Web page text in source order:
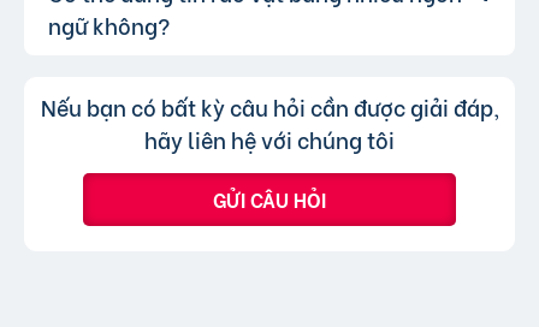
bạn chỉ không thể chuyển tin đăng sang
chuyên mục khác mà cần đăng tin mới.
thông qua lượt nhấp và truy cập trực tiếp, có
bài đăng.
ngữ không?
Trả lời:
Không, trang web chỉ chấp nhận các
tin đăng sử dụng tiếng Việt có dấu.
Nếu bạn có bất kỳ câu hỏi cần được giải đáp,
hãy liên hệ với chúng tôi
GỬI CÂU HỎI